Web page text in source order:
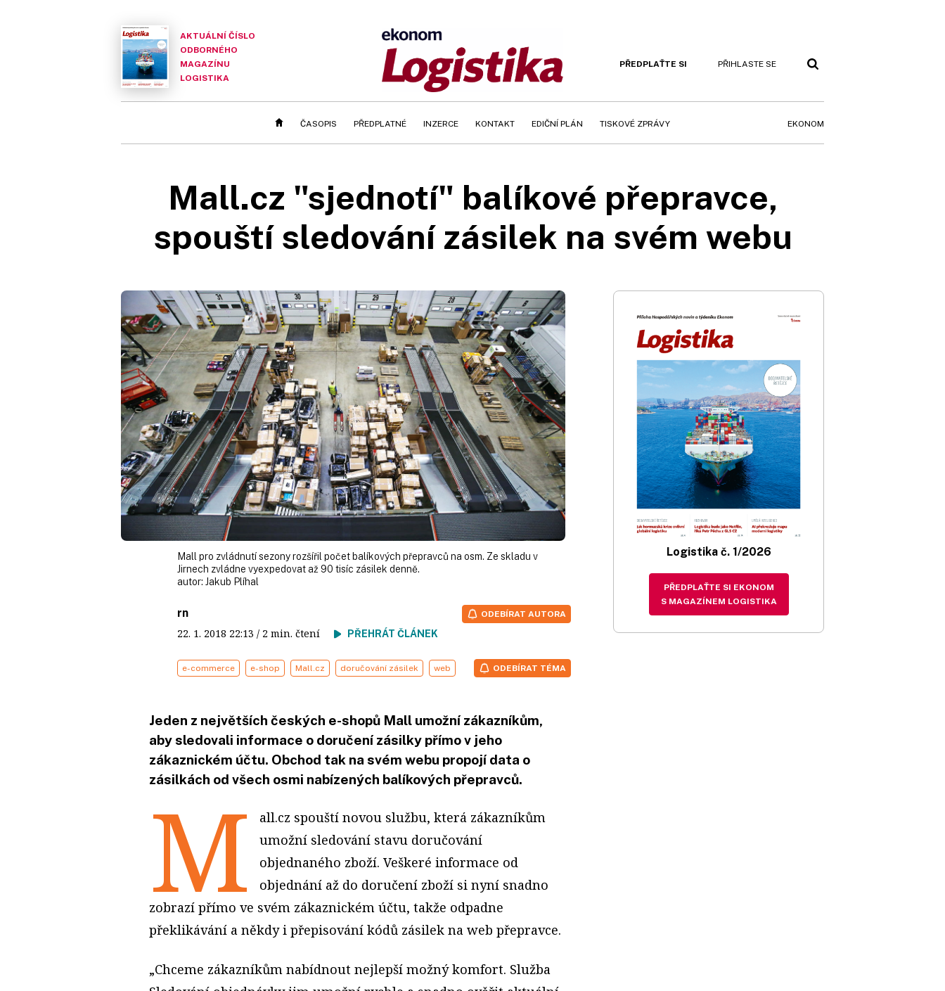
AKTUÁLNÍ ČÍSLO
ODBORNÉHO
MAGAZÍNU
LOGISTIKA
PŘEDPLAŤTE SI PŘIHLASTE SE
ČASOPIS PŘEDPLATNÉ INZERCE KONTAKT EDIČNÍ PLÁN TISKOVÉ ZPRÁVY EKONOM
Mall.cz "sjednotí" balíkové přepravce,
spouští sledování zásilek na svém webu
Mall pro zvládnutí sezony rozšířil počet balíkových přepravců na osm. Ze skladu v
Jirnech zvládne vyexpedovat až 90 tisíc zásilek denně.
autor: Jakub Plíhal
rn
22. 1. 2018 22:13 / 2 min. čtení PŘEHRÁT ČLÁNEK
ODEBÍRAT AUTORA
e-commerce e-shop Mall.cz doručování zásilek web ODEBÍRAT TÉMA
Jeden z největších českých e-shopů Mall umožní zákazníkům,
aby sledovali informace o doručení zásilky přímo v jeho
zákaznickém účtu. Obchod tak na svém webu propojí data o
zásilkách od všech osmi nabízených balíkových přepravců.
M
all.cz spouští novou službu, která zákazníkům
umožní sledování stavu doručování
objednaného zboží. Veškeré informace od
objednání až do doručení zboží si nyní snadno
zobrazí přímo ve svém zákaznickém účtu, takže odpadne
překlikávání a někdy i přepisování kódů zásilek na web přepravce.
„Chceme zákazníkům nabídnout nejlepší možný komfort. Služba
Logistika č. 1/2026
PŘEDPLAŤTE SI EKONOM
S MAGAZÍNEM LOGISTIKA